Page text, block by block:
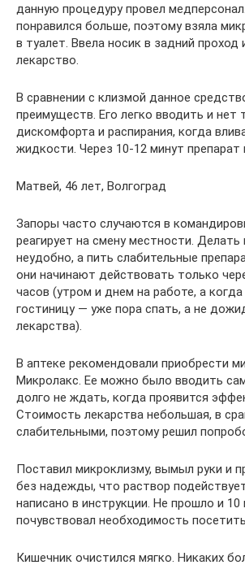
данную процедуру провел
понравился больше, поэтому взяла
в туалет. Ввела носик в задний проход
лекарство.
В сравнении с клизмой данное
преимуществ. Его легко вводить и нет
дискомфорта и распирания, когда
жидкости. Через 10-12 минут препарат
Матвей, 46 лет, Волгоград
Запоры часто случаются в
реагирует на смену местности.
неудобно, а пить слабительные
они начинают действовать только
часов (утром и днем на работе, а
гостиницу — уже пора спать, а не
лекарства).
В аптеке рекомендовали приобрести
Микролакс. Ее можно было вводить
долго не ждать, когда проявится
Стоимость лекарства небольшая, в
слабительными, поэтому решил
Поставил микроклизму, вымыл руки и
без надежды, что раствор
написано в инструкции. Не прошло и 10
почувствовал необходимость
Кишечник очистился мягко. Никаких